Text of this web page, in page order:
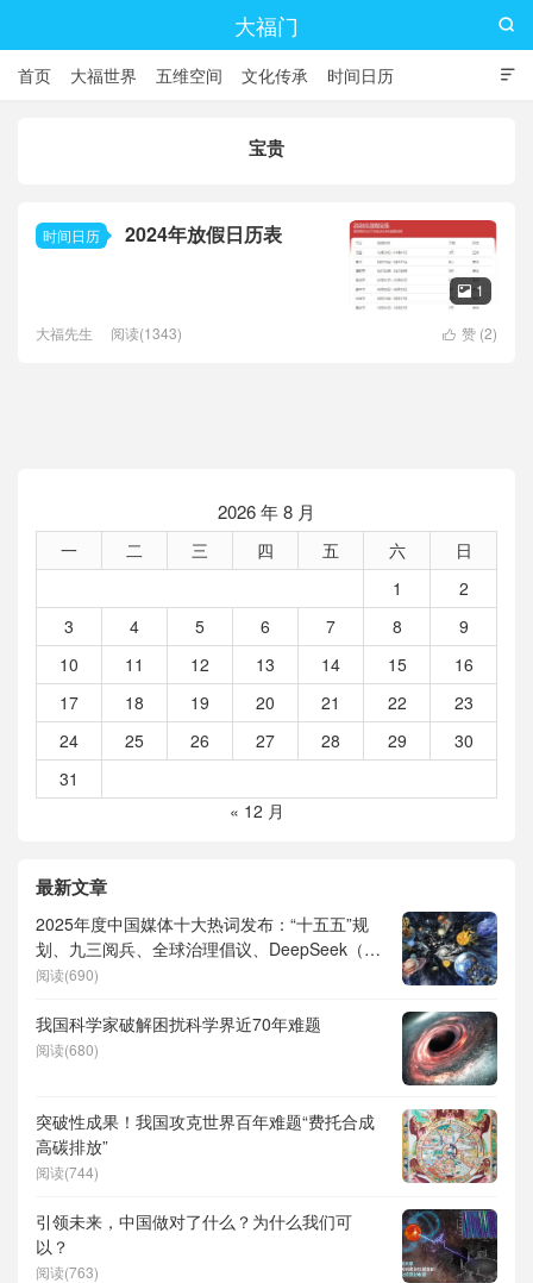
大福门

首页 大福世界 五维空间 文化传承 时间日历

宝贵
时间日历 2024年放假日历表
 1
 赞 (2)
大福先生 阅读(1343)
2026 年 8 月
一 二 三 四 五 六
日
1
2
3
4 5 6 7 8
9
10
11 12 13 14 15
16
17
18 19 20 21 22
23
24
25 26 27 28 29
30
31
« 12 月
最新文章
2025年度中国媒体十大热词发布：“十五五”规
划、九三阅兵、全球治理倡议、DeepSeek（深
度求索）、人形机器人、苏超、票根经济、育
阅读(690)
我国科学家破解困扰科学界近70年难题
阅读(680)
突破性成果！我国攻克世界百年难题“费托合成
高碳排放”
阅读(744)
引领未来，中国做对了什么？为什么我们可
以？
阅读(763)